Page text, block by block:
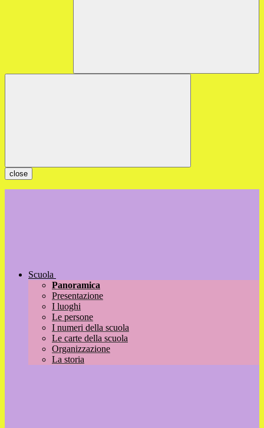
close
Scuola
Panoramica
Presentazione
I luoghi
Le persone
I numeri della scuola
Le carte della scuola
Organizzazione
La storia